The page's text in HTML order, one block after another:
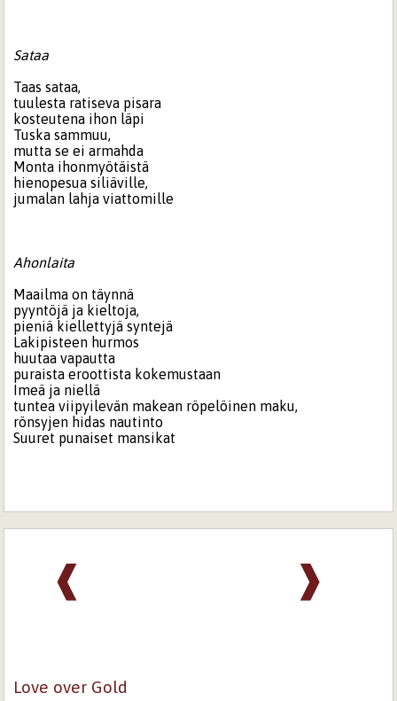
Sataa
Taas sataa,
tuulesta ratiseva pisara
kosteutena ihon läpi
Tuska sammuu,
mutta se ei armahda
Monta ihonmyötäistä
hienopesua siliäville,
jumalan lahja viattomille
Ahonlaita
Maailma on täynnä
pyyntöjä ja kieltoja,
pieniä kiellettyjä syntejä
Lakipisteen hurmos
huutaa vapautta
puraista eroottista kokemustaan
Imeä ja niellä
tuntea viipyilevän makean röpelöinen maku,
rönsyjen hidas nautinto
Suuret punaiset mansikat
❱
❰
Love over Gold